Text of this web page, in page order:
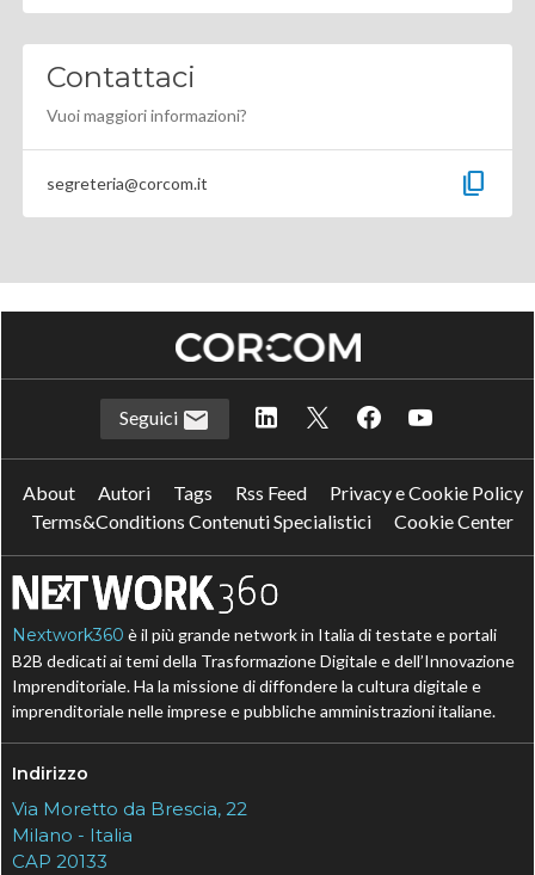
Contattaci
Vuoi maggiori informazioni?
segreteria@corcom.it content_copy
Seguici
About Autori Tags Rss Feed
Privacy e Cookie Policy
Terms&Conditions Contenuti Specialistici
Cookie Center
Nextwork360 è il più grande network in Italia di testate e portali
B2B dedicati ai temi della Trasformazione Digitale e dell’Innovazione
Imprenditoriale. Ha la missione di diffondere la cultura digitale e
imprenditoriale nelle imprese e pubbliche amministrazioni italiane.
Indirizzo
Via Moretto da Brescia, 22
Milano - Italia
CAP 20133